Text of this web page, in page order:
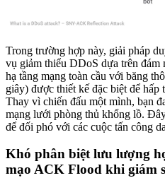
Trong trường hợp này, giải pháp
vụ giảm thiểu DDoS dựa trên đám
hạ tầng mạng toàn cầu với băng
giây) được thiết kế đặc biệt để hấp
Thay vì chiến đấu một mình, bạn
mạng lưới phòng thủ khổng lồ.
để đối phó với các cuộc tấn công
Khó phân biệt lưu lượng
mạo ACK Flood khi giám